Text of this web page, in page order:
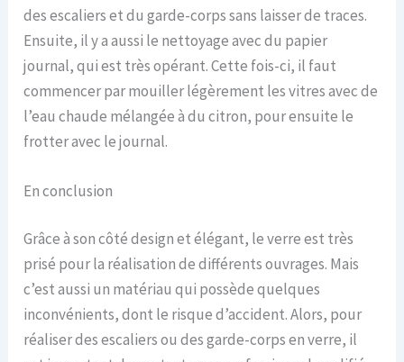
des escaliers et du garde-corps sans laisser de traces.
Ensuite, il y a aussi le nettoyage avec du papier
journal, qui est très opérant. Cette fois-ci, il faut
commencer par mouiller légèrement les vitres avec de
l’eau chaude mélangée à du citron, pour ensuite le
frotter avec le journal.
En conclusion
Grâce à son côté design et élégant, le verre est très
prisé pour la réalisation de différents ouvrages. Mais
c’est aussi un matériau qui possède quelques
inconvénients, dont le risque d’accident. Alors, pour
réaliser des escaliers ou des garde-corps en verre, il